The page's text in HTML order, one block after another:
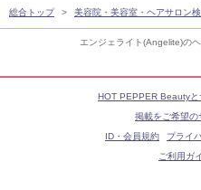
エンジェライト(Angelite)の
総合トップ 美容院・美容室・ヘアサロン
HOT PEPPER Beautyと
掲載をご希望の
ID・会員規約
プライ
ご利用ガ